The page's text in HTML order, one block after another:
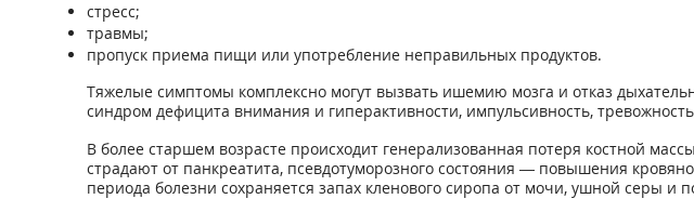
стресс;
травмы;
пропуск приема пищи или употребление неправильных продуктов.
Тяжелые симптомы комплексно могут вызвать ишемию мозга и отказ
синдром дефицита внимания и гиперактивности, импульсивность,
В более старшем возрасте происходит генерализованная потеря костной
страдают от панкреатита, псевдотуморозного состояния — повышения
периода болезни сохраняется запах кленового сиропа от мочи, ушной серы и